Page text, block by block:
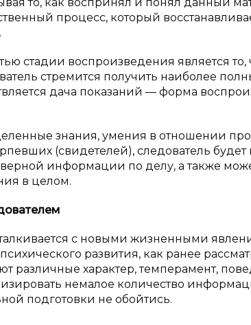
процесс, который
стадии воспроизведения является
стремится получить наиболее
дача показаний — форма
знания, умения в отношении
(свидетелей), следователь
информации по делу, а также
в целом.
с новыми жизненными
развития, как ранее
различные характер, темперамент,
немалое количество
подготовки не обойтись.